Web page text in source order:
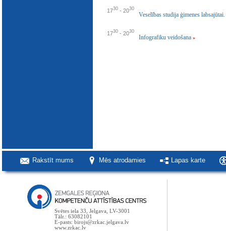
1730 - 2030
Veselības studija ģimenes
1730 - 2030
Infografiku veidošana »
Rakstīt mums Mēs atrodamies Lapas karte
Svētes iela 33, Jelgava, LV-3001
Tālr.: 63082101
E-pasts: birojs@zrkac.jelgava.lv
www.zrkac.lv